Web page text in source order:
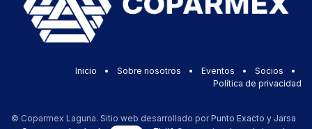
Inicio • Sobre nosotros • Eventos • Socios
•
Política de privacidad
© Coparmex Laguna. Sitio web desarrollado por Punto Exacto y Jarsa